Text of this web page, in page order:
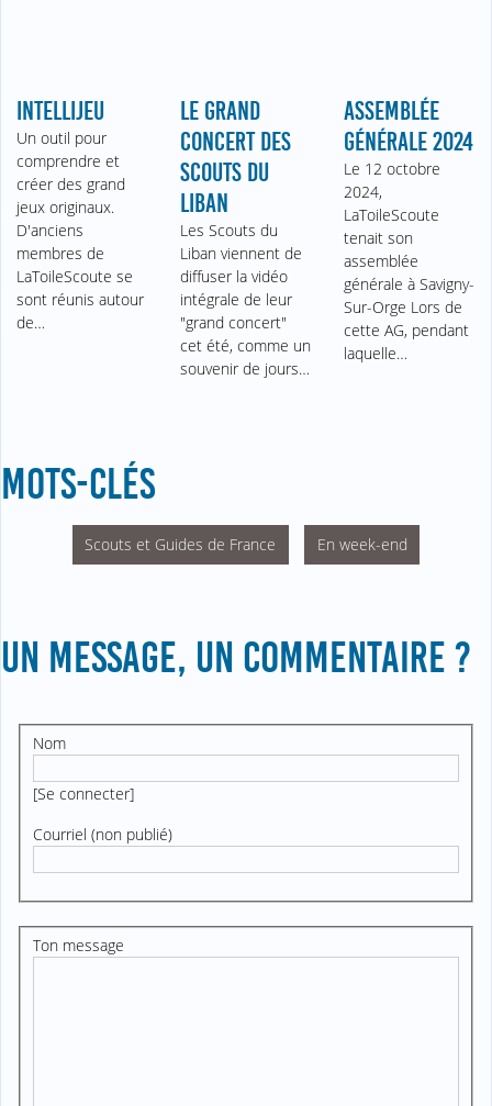
INTELLIJEU
Un outil pour
comprendre et
créer des grand
jeux originaux.
D'anciens
membres de
LaToileScoute se
sont réunis autour
de…
LE GRAND
CONCERT DES
SCOUTS DU
LIBAN
Les Scouts du
Liban viennent de
diffuser la vidéo
intégrale de leur
"grand concert"
cet été, comme un
souvenir de jours…
ASSEMBLÉE
GÉNÉRALE 2024
Le 12 octobre
2024,
LaToileScoute
tenait son
assemblée
générale à Savigny-
Sur-Orge Lors de
cette AG, pendant
laquelle…
MOTS-CLÉS
Scouts et Guides de France En week-end
UN MESSAGE, UN COMMENTAIRE ?
Nom
[Se connecter]
Courriel (non publié)
Ton message